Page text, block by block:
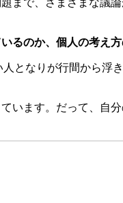
まで、さまざまな議
るのか、個人の考え
となりが行間から浮
います。だって、自